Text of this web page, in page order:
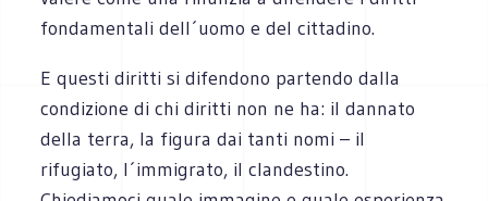
fondamentali dell´uomo e del cittadino.
E questi diritti si difendono partendo dalla
condizione di chi diritti non ne ha: il dannato
della terra, la figura dai tanti nomi – il
rifugiato, l´immigrato, il clandestino.